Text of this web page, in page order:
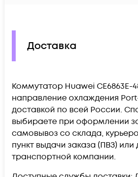
Доставка
Коммутатор Huawei CE6863E-
направление охлаждения
доставкой по всей России.
выбираете при оформлении
самовывоз со склада,
пункт выдачи заказа (ПВЗ)
транспортной компании.